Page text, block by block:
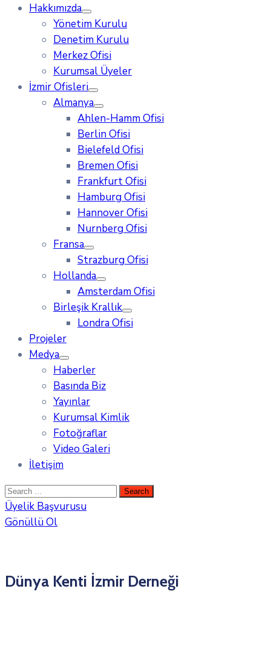
Hakkımızda
Yönetim Kurulu
Denetim Kurulu
Merkez Ofisi
Kurumsal Üyeler
İzmir Ofisleri
Almanya
Ahlen-Hamm Ofisi
Berlin Ofisi
Bielefeld Ofisi
Bremen Ofisi
Frankfurt Ofisi
Hamburg Ofisi
Hannover Ofisi
Nurnberg Ofisi
Fransa
Strazburg Ofisi
Hollanda
Amsterdam Ofisi
Birleşik Krallık
Londra Ofisi
Projeler
Medya
Haberler
Basında Biz
Yayınlar
Kurumsal Kimlik
Fotoğraflar
Video Galeri
İletişim
Üyelik Başvurusu
Gönüllü Ol
Dünya Kenti İzmir Derneği